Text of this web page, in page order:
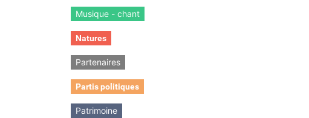
Musique - chant
Natures
Partenaires
Partis politiques
Patrimoine